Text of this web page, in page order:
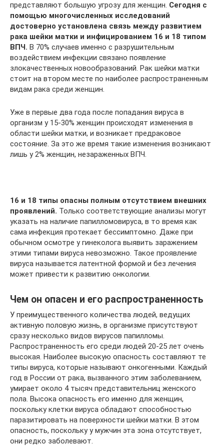
представляют большую угрозу для женщин. Сегодня с
помощью многочисленных исследований
достоверно установлена связь между развитием
рака шейки матки и инфицированием 16 и 18 типом
ВПЧ. В 70% случаев именно с разрушительным
воздействием инфекции связано появление
злокачественных новообразований. Рак шейки матки
стоит на втором месте по наиболее распространенным
видам рака среди женщин.
Уже в первые два года после попадания вируса в
организм у 15-30% женщин происходят изменения в
области шейки матки, и возникает предраковое
состояние. За это же время такие изменения возникают
лишь у 2% женщин, незараженных ВПЧ.
16 и 18 типы опасны полным отсутствием внешних
проявлений. Только соответствующие анализы могут
указать на наличие папилломовируса, в то время как
сама инфекция протекает бессимптомно. Даже при
обычном осмотре у гинеколога выявить заражением
этими типами вируса невозможно. Такое проявление
вируса называется латентной формой и без лечения
может привести к развитию онкологии.
Чем он опасен и его распространенность
У преимущественного количества людей, ведущих
активную половую жизнь, в организме присутствуют
сразу несколько видов вирусов папилломы.
Распространенность его среди людей 20-25 лет очень
высокая. Наиболее высокую опасность составляют те
типы вируса, которые называют онкогенными. Каждый
год в России от рака, вызванного этим заболеванием,
умирает около 4 тысяч представительниц женского
пола. Высока опасность его именно для женщин,
поскольку клетки вируса обладают способностью
паразитировать на поверхности шейки матки. В этом
опасность, поскольку у мужчин эта зона отсутствует,
они редко заболевают.